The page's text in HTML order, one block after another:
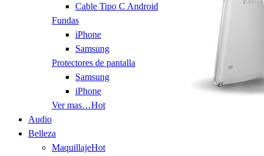
Cable Tipo C Android
Fundas
iPhone
Samsung
Protectores de pantalla
Samsung
iPhone
Ver mas…Hot
Audio
Belleza
MaquillajeHot